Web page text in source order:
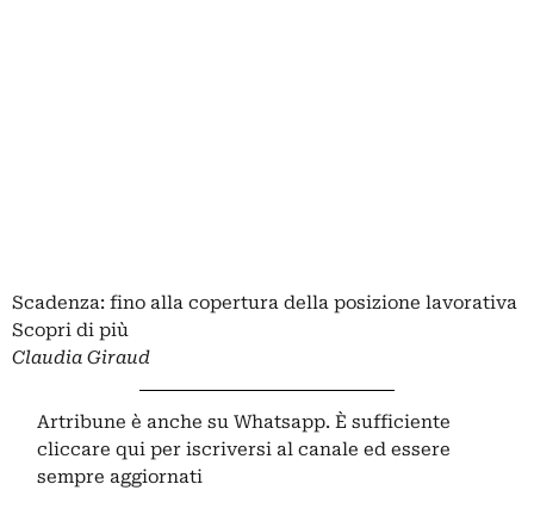
Scadenza: fino alla copertura della posizione lavorativa
Scopri di più
Claudia Giraud
Artribune è anche su Whatsapp. È sufficiente
cliccare qui per iscriversi al canale ed essere
sempre aggiornati